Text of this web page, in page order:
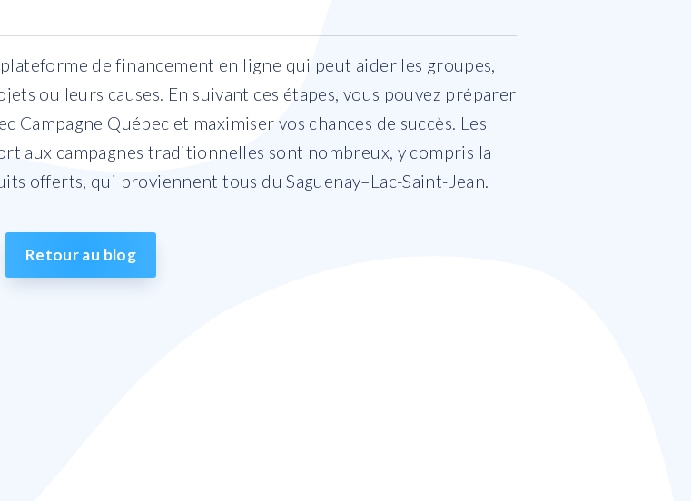
de financement en ligne qui peut aider les groupes,
ou leurs causes. En suivant ces étapes, vous pouvez préparer
Campagne Québec et maximiser vos chances de succès. Les
aux campagnes traditionnelles sont nombreux, y compris la
offerts, qui proviennent tous du Saguenay–Lac-Saint-Jean.
Retour au blog